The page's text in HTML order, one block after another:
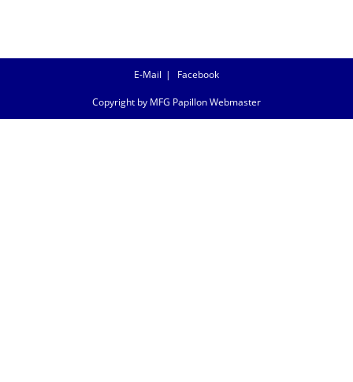
E-Mail Facebook
Copyright by MFG Papillon Webmaster